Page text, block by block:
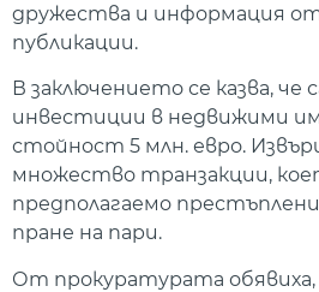
дружества и информация
публикации.
В заключението се казва, че
инвестиции в недвижими
стойност 5 млн. евро.
множество транзакции,
предполагаемо
пране на пари.
От прокуратурата обявиха,